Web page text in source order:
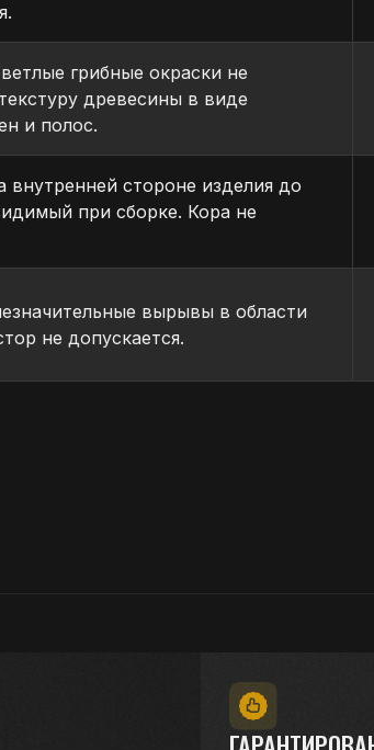
грибные окраски не
древесины в виде
и полос.
внутренней стороне изделия до
при сборке. Кора не
вырывы в области
не допускается.
НАДЕЖНОЕ ПАРТНЕРСТВО